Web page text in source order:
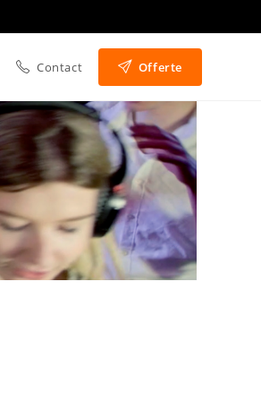
Contact Offerte